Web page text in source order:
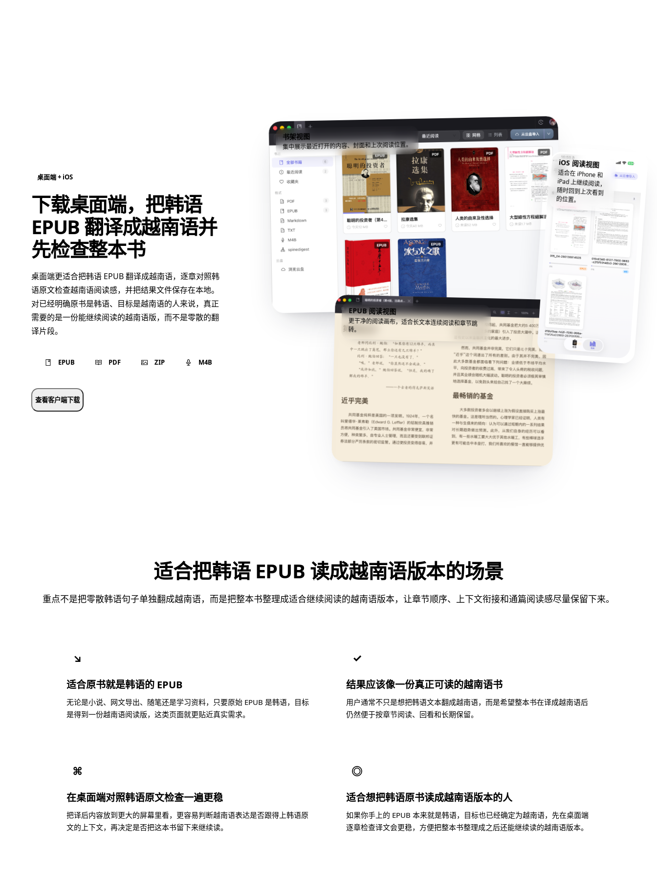
桌面端 + iOS
下载桌面端，把韩语
EPUB 翻译成越南语并
先检查整本书
桌面端更适合把韩语 EPUB 翻译成越南语，逐章对照韩
语原文检查越南语阅读感，并把结果文件保存在本地。
对已经明确原书是韩语、目标是越南语的人来说，真正
需要的是一份能继续阅读的越南语版，而不是零散的翻
译片段。
EPUB PDF ZIP M4B
查看客户端下载
书架视图
集中展示最近打开的内容、封面和上次阅读位置。
EPUB 阅读视图
更干净的阅读画布，适合长文本连续阅读和章节跳
转。
iOS 阅读视图
适合在 iPhone 和
iPad 上继续阅读，
随时回到上次看到
的位置。
适合把韩语 EPUB 读成越南语版本的场景
重点不是把零散韩语句子单独翻成越南语，而是把整本书整理成适合继续阅读的越南语版本，让章节顺序、上下文衔接和通篇阅读感尽量保留下来。
↘
适合原书就是韩语的 EPUB
无论是小说、网文导出、随笔还是学习资料，只要原始 EPUB 是韩语，目标
是得到一份越南语阅读版，这类页面就更贴近真实需求。
✓
结果应该像一份真正可读的越南语书
用户通常不只是想把韩语文本翻成越南语，而是希望整本书在译成越南语后
仍然便于按章节阅读、回看和长期保留。
⌘
在桌面端对照韩语原文检查一遍更稳
把译后内容放到更大的屏幕里看，更容易判断越南语表达是否跟得上韩语原
文的上下文，再决定是否把这本书留下来继续读。
◎
适合想把韩语原书读成越南语版本的人
如果你手上的 EPUB 本来就是韩语，目标也已经确定为越南语，先在桌面端
逐章检查译文会更稳，方便把整本书整理成之后还能继续读的越南语版本。